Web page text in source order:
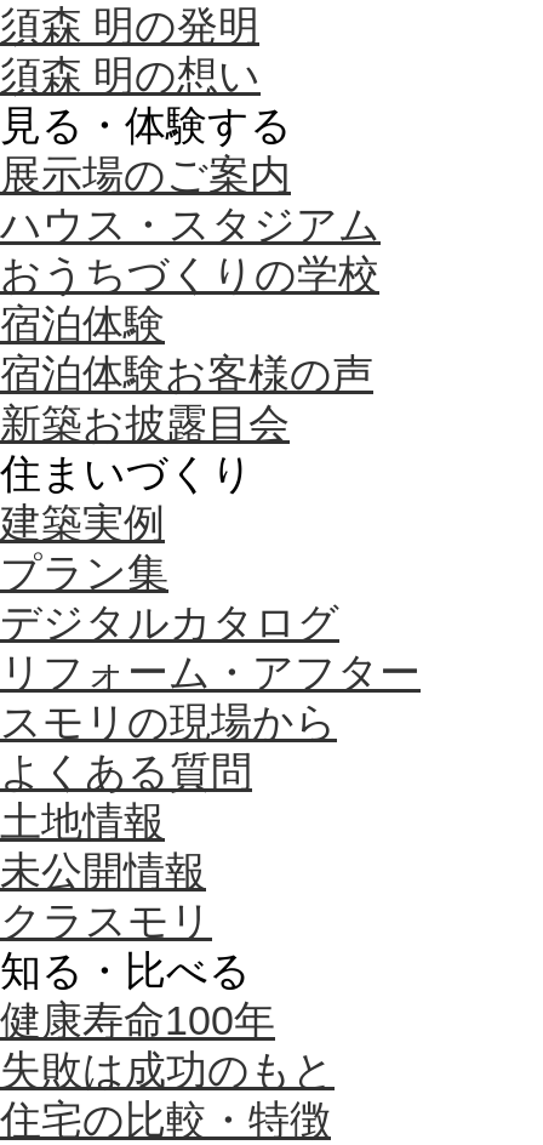
須森 明の発明
須森 明の想い
見る・体験する
展示場のご案内
ハウス・スタジアム
おうちづくりの学校
宿泊体験
宿泊体験お客様の声
新築お披露目会
住まいづくり
建築実例
プラン集
デジタルカタログ
リフォーム・アフター
スモリの現場から
よくある質問
土地情報
未公開情報
クラスモリ
知る・比べる
健康寿命100年
失敗は成功のもと
住宅の比較・特徴